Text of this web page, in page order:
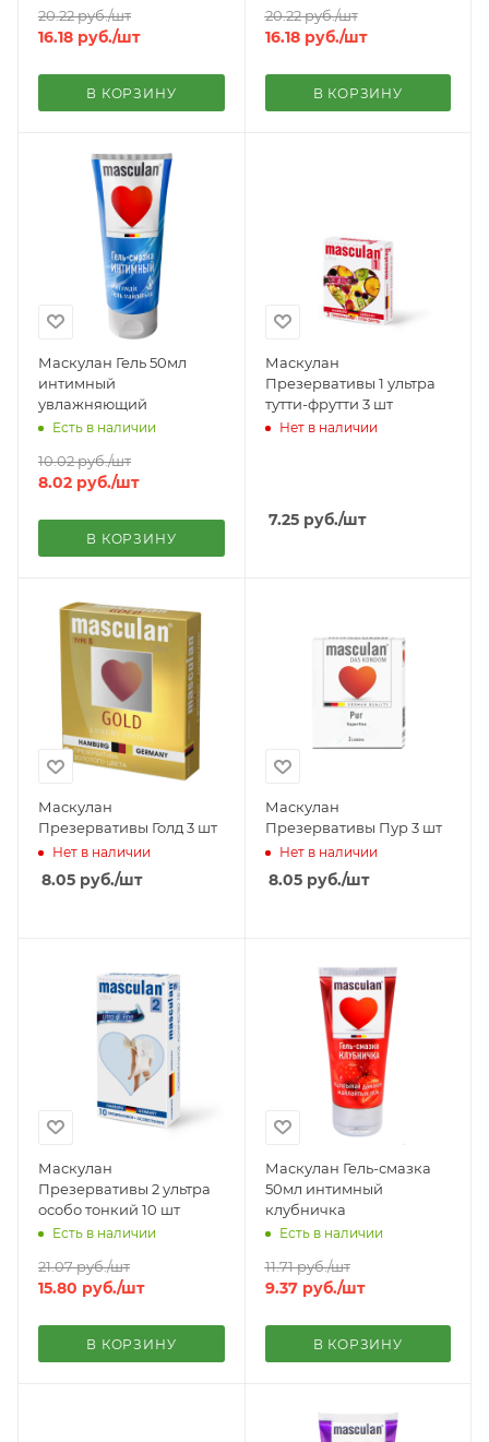
20.22руб./шт
16.18 руб./шт
В КОРЗИНУ
20.22руб./шт
16.18руб./шт
В КОРЗИНУ
Маскулан Гель 50мл
интимный
увлажняющий
Есть в наличии
10.02руб./шт
8.02 руб./шт
В КОРЗИНУ
Маскулан
Презервативы 1 ультра
тутти-фрутти 3 шт
Нет в наличии
7.25руб./шт
Маскулан
Презервативы Голд 3 шт
Нет в наличии
8.05 руб./шт
Маскулан
Презервативы Пур 3 шт
Нет в наличии
8.05руб./шт
Маскулан
Презервативы 2 ультра
особо тонкий 10 шт
Есть в наличии
21.07руб./шт
15.80 руб./шт
В КОРЗИНУ
Маскулан Гель-смазка
50мл интимный
клубничка
Есть в наличии
11.71руб./шт
9.37руб./шт
В КОРЗИНУ